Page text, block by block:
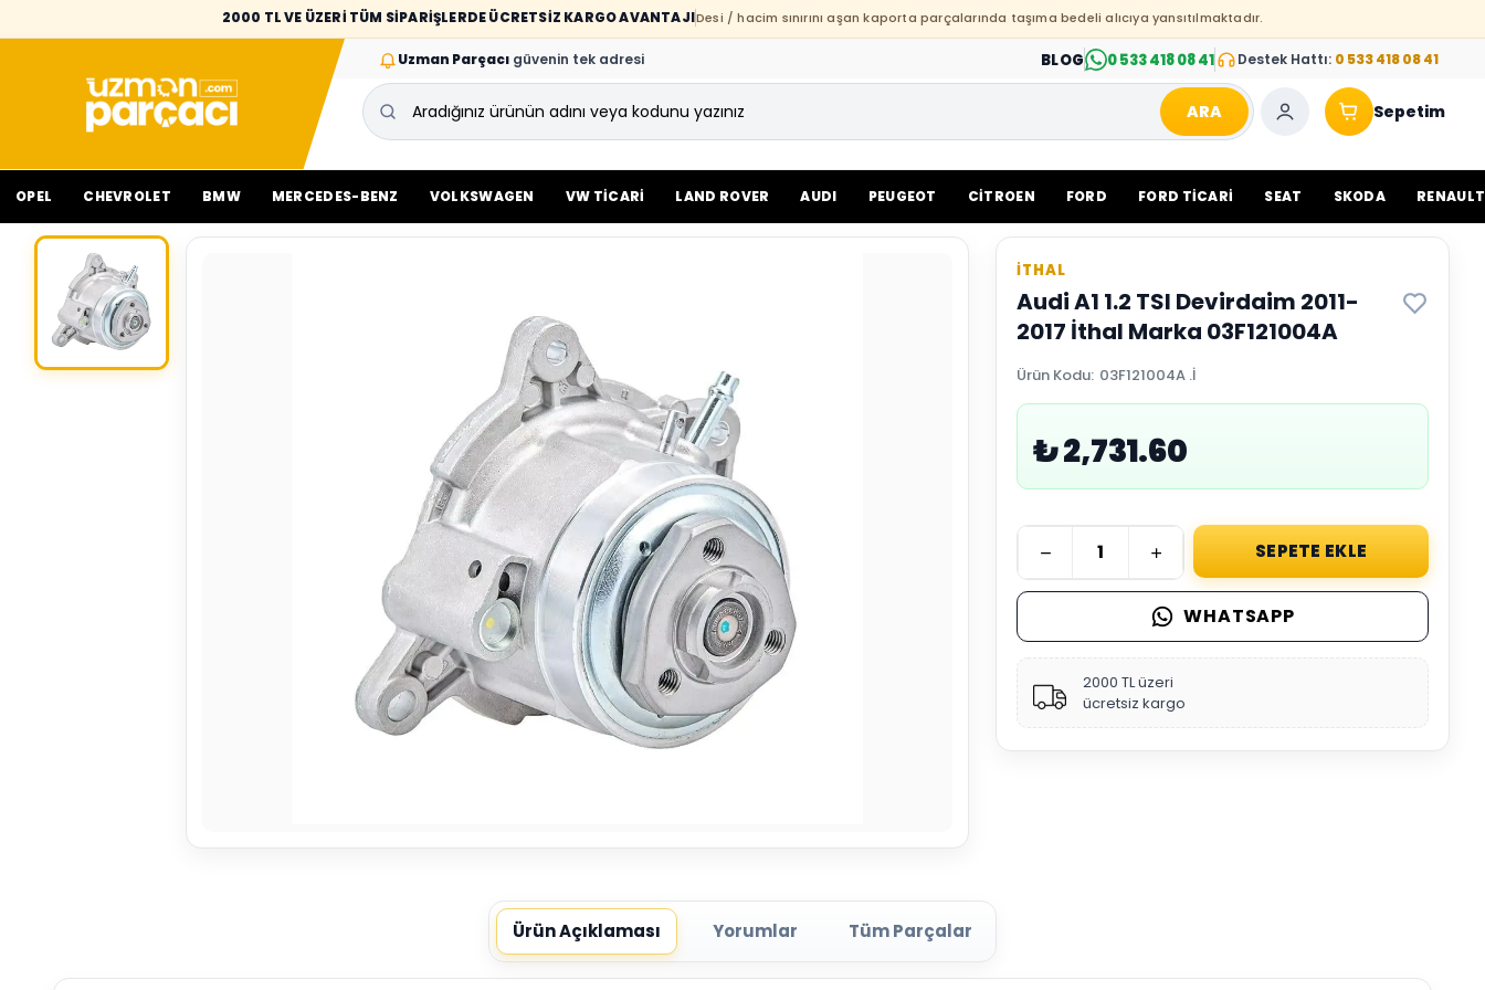
2000 TL VE ÜZERİ TÜM SİPARİŞLERDE ÜCRETSİZ KARGO AVANTAJIDesi / hacim sınırını aşan kaporta parçalarında taşıma bedeli alıcıya yansıtılmaktadır.
Uzman Parçacı güvenin tek adresi BLOG 0 533 418 08 41 Destek Hattı: 0 533 418 08 41
ARA Sepetim
OPEL CHEVROLET BMW MERCEDES-BENZ VOLKSWAGEN VW TİCARİ LAND ROVER AUDI PEUGEOT CİTROEN FORD FORD TİCARİ SEAT SKODA RENAULT
İTHAL
Audi A1 1.2 TSI Devirdaim 2011-
2017 İthal Marka 03F121004A
Ürün Kodu: 03F121004A .İ
₺ 2,731.60
SEPETE EKLE
WHATSAPP
2000 TL üzeri
ücretsiz kargo
Ürün Açıklaması Yorumlar Tüm Parçalar